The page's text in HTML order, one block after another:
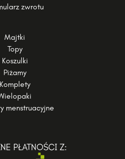
zwrotu
Majtki
Topy
Koszulki
Piżamy
Komplety
menstruacyjne
PŁATNOŚCI Z: